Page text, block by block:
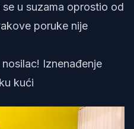
se u suzama oprostio od
poruke nije
nosilac! Iznenađenje
kući